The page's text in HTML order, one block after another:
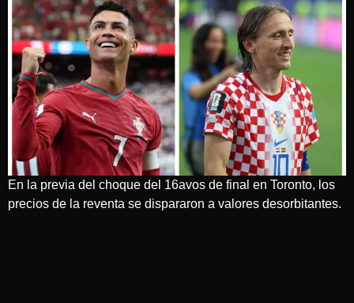
En la previa del choque del 16avos de final en Toronto, los
precios de la reventa se dispararon a valores desorbitantes.